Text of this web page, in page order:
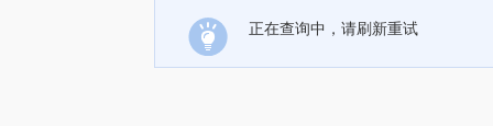
正在查询中，请刷新重试